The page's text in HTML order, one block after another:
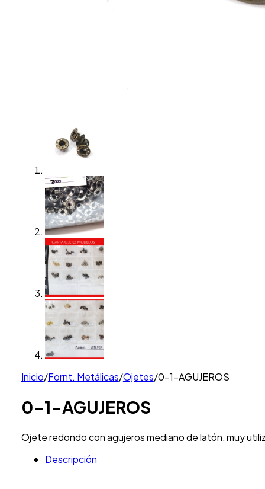
Inicio/Fornt. Metálicas/Ojetes/0-1-AGUJEROS
0-1-AGUJEROS
Ojete redondo con agujeros mediano de latón, muy
Descripción